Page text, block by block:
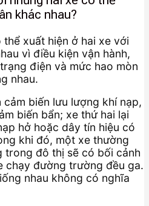
khác nhau?
xuất hiện ở hai xe với
vì điều kiện vận hành,
điện và mức hao mòn
nhau.
biến lưu lượng khí nạp,
biến bẩn; xe thứ hai lại
hở hoặc dây tín hiệu có
khi đó, một xe thường
trong đô thị sẽ có bối cảnh
chạy đường trường đều ga.
nhau không có nghĩa